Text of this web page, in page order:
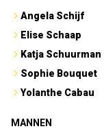
Angela Schijf
Elise Schaap
Katja Schuurman
Sophie Bouquet
Yolanthe Cabau
MANNEN